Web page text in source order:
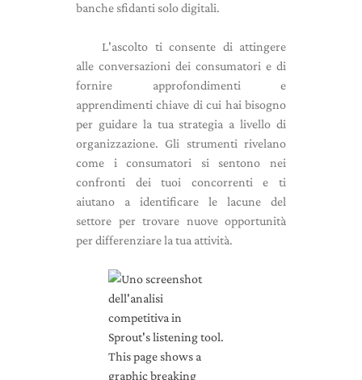
banche sfidanti solo digitali.
L'ascolto ti consente di attingere
alle conversazioni dei consumatori e di
fornire approfondimenti e
apprendimenti chiave di cui hai bisogno
per guidare la tua strategia a livello di
organizzazione. Gli strumenti rivelano
come i consumatori si sentono nei
confronti dei tuoi concorrenti e ti
aiutano a identificare le lacune del
settore per trovare nuove opportunità
per differenziare la tua attività.